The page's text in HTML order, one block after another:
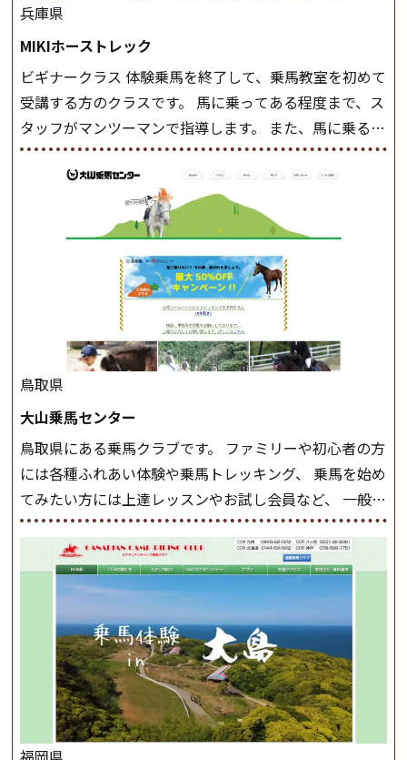
兵庫県
MIKIホーストレック
ビギナークラス 体験乗馬を終了して、乗馬教室を初めて
受講する方のクラスです。 馬に乗ってある程度まで、ス
タッフがマンツーマンで指導します。 また、馬に乗るだ
けでなく、馬の手入れや馬装（鞍などを装着する） も
このクラスで把握し、「馬に触れること」にも慣れてい
きましょう。 スタートクラス ビギナークラスで単独で
軽速歩(けいはやあし)ができるようになったら スタート
クラスへ。 グループレッスンで馬のスピードを調整し
ながら 軽速歩・正反撞(せいはんどう)を学びます。 安定
した手綱操作と軽速歩・正反撞ができるようになれば
駈歩(かけあし)練習に入ります。 ホップクラス スタート
クラスで常歩(なみあし)や 速歩、駈歩の初歩をマスター
したら、 次は部班にて駈歩を含めた誘導練習を行いま
しょう。 ステップクラス ホップクラスまでに練習した
の扶助操作や誘導方法を身につけましょう。 注意事項
◆馬場使用状況により、使用する馬場はこちらで決定い
たしますのでご了承ください ◆基本は雨天決行です
が、落雷・強風等のより、安全上急遽中止させていただ
く場合がございます。 ◆三木ホースランドパークの協議
会や講習会等により、一部レッスンが中止になる場合が
ございます。 その際、ご予約いただいている皆様には事
前にご連絡いたします。MIKIホーストレックのツアー
はこちら
鳥取県
大山乗馬センター
鳥取県にある乗馬クラブです。 ファミリーや初心者の方
には各種ふれあい体験や乗馬トレッキング、 乗馬を始め
てみたい方には上達レッスンやお試し会員など、 一般の
方に幅広くお楽しみいただける施設を目指しています。
また、お手軽（低価格）に会員になったり自分の馬を持
つことのできる乗馬クラブでもあり、 健康や趣味、スポ
ーツ競技として、老若男女様々な方が、日々乗馬をお楽
しみいただいています。 なお、ゴールデンウィークと夏
休み期間中は無休で営業していますので、ぜひご家族で
お越しください！大山乗馬センターの紹介記事はこち